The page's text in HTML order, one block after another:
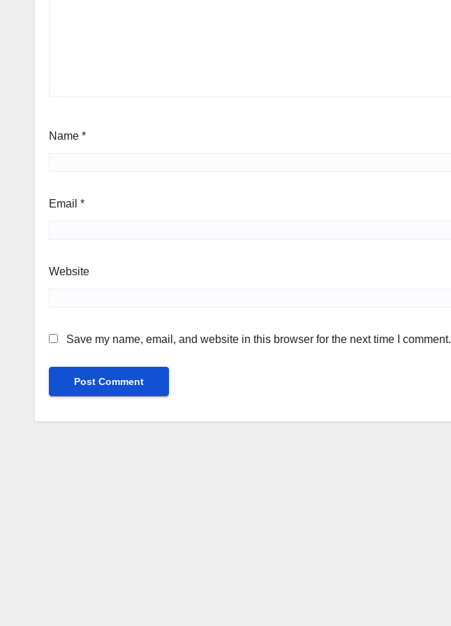
Name *
Email *
Website
Save my name, email, and website in this browser for the next time I comment.